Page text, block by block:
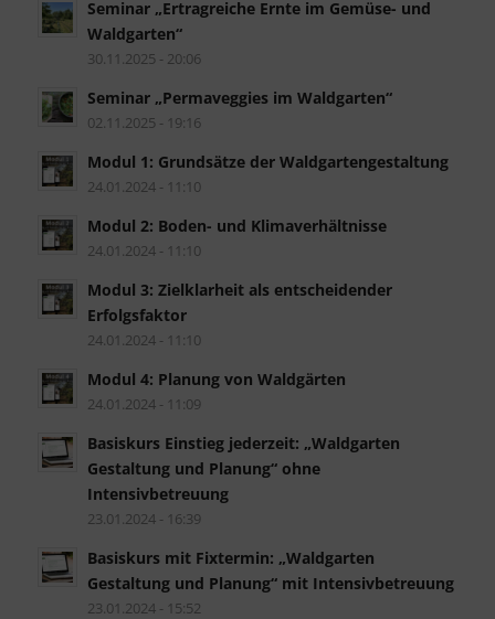
Seminar „Ertragreiche Ernte im Gemüse- und
Waldgarten“
30.11.2025 - 20:06
Seminar „Permaveggies im Waldgarten“
02.11.2025 - 19:16
Modul 1: Grundsätze der Waldgartengestaltung
24.01.2024 - 11:10
Modul 2: Boden- und Klimaverhältnisse
24.01.2024 - 11:10
Modul 3: Zielklarheit als entscheidender
Erfolgsfaktor
24.01.2024 - 11:10
Modul 4: Planung von Waldgärten
24.01.2024 - 11:09
Basiskurs Einstieg jederzeit: „Waldgarten
Gestaltung und Planung“ ohne
Intensivbetreuung
23.01.2024 - 16:39
Basiskurs mit Fixtermin: „Waldgarten
Gestaltung und Planung“ mit Intensivbetreuung
23.01.2024 - 15:52